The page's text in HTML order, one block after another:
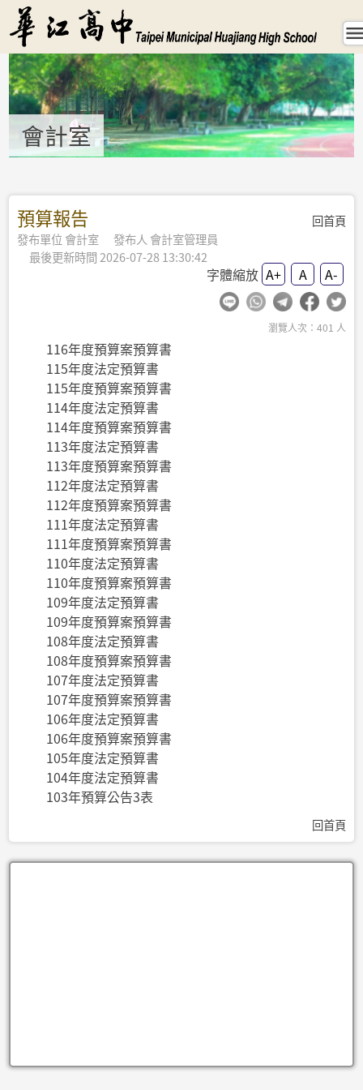
預算報告 - 會計室 - hcsh
會計室
:::
預算報告
發布單位 會計室 發布人 會計室管理員
最後更新時間 2026-07-28 13:30:42
回首頁
字體縮放 A+ A A-
瀏覽人次：401 人
116年度預算案預算書
115年度法定預算書
115年度預算案預算書
114年度法定預算書
114年度預算案預算書
113年度法定預算書
113年度預算案預算書
112年度法定預算書
112年度預算案預算書
111年度法定預算書
111年度預算案預算書
110年度法定預算書
110年度預算案預算書
109年度法定預算書
109年度預算案預算書
108年度法定預算書
108年度預算案預算書
107年度法定預算書
107年度預算案預算書
106年度法定預算書
106年度預算案預算書
105年度法定預算書
104年度法定預算書
103年預算公告3表
回首頁